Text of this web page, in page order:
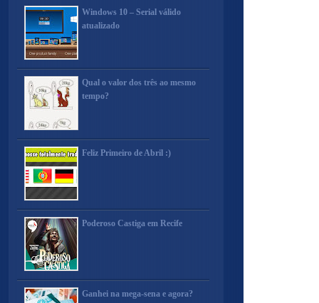
Windows 10 – Serial válido
atualizado
Qual o valor dos três ao mesmo
tempo?
Feliz Primeiro de Abril :)
Poderoso Castiga em Recife
Ganhei na mega-sena e agora?